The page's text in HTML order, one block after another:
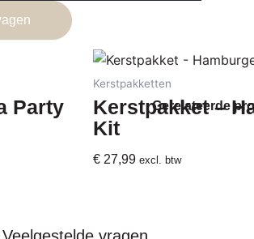
Gerelateerde
Party
Kerstpakketten
Kerstpakket –
Kit
€ 27,99 excl. btw